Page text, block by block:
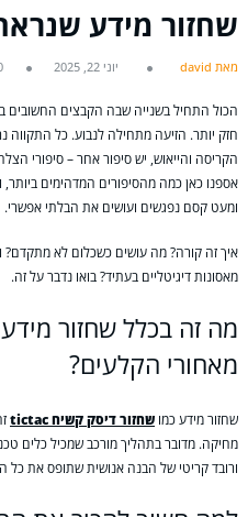
שחזור מידע
מאת david יוני 22, 2025
הכול התחיל בשנייה שבה הקבצים החשובים
חזק יותר. הזיעה מתחילה לנבוע. כל
הקריסה והייאוש, יש סיפור אחר – סיפורי
אספנו כאן כמה מהסיפורים המדהימים ביותר,
ומעט קסם נפגשים ועושים את הבלתי אפשרי.
איך זה קורה? מה עושים כשכלום לא מתקדם?
מאסונות דיגיטליים בעתיד? בואו נדבר על זה.
מה זה בכלל שחזור
מאחורי הקלעים?
שחזור מידע כמו שחזור דיסק קשיח tictac
מחיקה. מדובר בתהליך מורכב שמכיל כלים
ורובד קריטי של הבנה אנושית שתופס את כל